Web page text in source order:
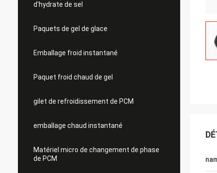
d'hydrate de sel
Paquets de gel de glace
Emballage froid instantané
Paquet froid chaud de gel
gilet de refroidissement de PCM
emballage chaud instantané
Matériel micro de changement de phase
de PCM